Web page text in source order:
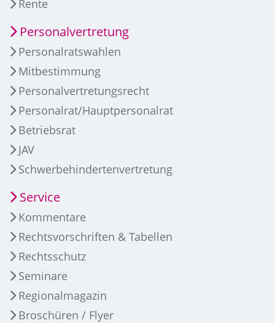
Rente
Personalvertretung
Personalratswahlen
Mitbestimmung
Personalvertretungsrecht
Personalrat/Hauptpersonalrat
Betriebsrat
JAV
Schwerbehindertenvertretung
Service
Kommentare
Rechtsvorschriften & Tabellen
Rechtsschutz
Seminare
Regionalmagazin
Broschüren / Flyer